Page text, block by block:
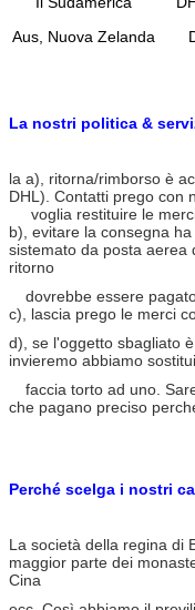
Aus, Nuova Zelanda
La nostri politica &
la a), ritorna/rimborso è
DHL). Contatti prego con
voglia restituire le
b), evitare la consegna
sistemato da posta aerea
ritorno
dovrebbe essere
c), lascia prego le merci
d), se l'oggetto sbagliato
invieremo abbiamo
faccia torto ad uno.
che pagano preciso
Perché scelga i nostri
La società della regina di
maggior parte dei
Cina